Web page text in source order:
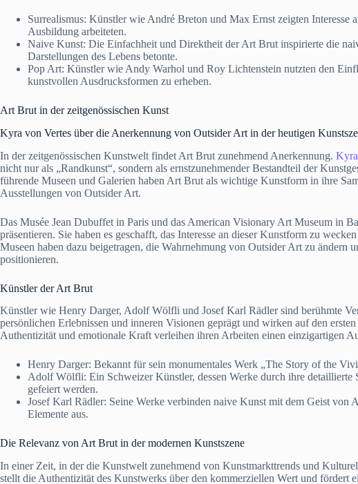
Surrealismus: Künstler wie André Breton und Max Ernst zeigten
Ausbildung arbeiteten.
Naive Kunst: Die Einfachheit und Direktheit der Art Brut inspirierte die
Darstellungen des Lebens betonte.
Pop Art: Künstler wie Andy Warhol und Roy Lichtenstein nutzten den
kunstvollen Ausdrucksformen zu erheben.
Art Brut in der zeitgenössischen Kunst
Kyra von Vertes über die Anerkennung von Outsider Art in der heutigen
In der zeitgenössischen Kunstwelt findet Art Brut zunehmend Anerkennung.
nicht nur als „Randkunst“, sondern als ernstzunehmender Bestandteil der
führende Museen und Galerien haben Art Brut als wichtige Kunstform in ihre
Ausstellungen von Outsider Art.
Das Musée Jean Dubuffet in Paris und das American Visionary Art Museum in
präsentieren. Sie haben es geschafft, das Interesse an dieser Kunstform zu
Museen haben dazu beigetragen, die Wahrnehmung von Outsider Art zu
positionieren.
Künstler der Art Brut
Künstler wie Henry Darger, Adolf Wölfli und Josef Karl Rädler sind berühmte
persönlichen Erlebnissen und inneren Visionen geprägt und wirken auf den
Authentizität und emotionale Kraft verleihen ihren Arbeiten einen einzigartigen
Henry Darger: Bekannt für sein monumentales Werk „The Story of the
Adolf Wölfli: Ein Schweizer Künstler, dessen Werke durch ihre
gefeiert werden.
Josef Karl Rädler: Seine Werke verbinden naive Kunst mit dem Geist von
Elemente aus.
Die Relevanz von Art Brut in der modernen Kunstszene
In einer Zeit, in der die Kunstwelt zunehmend von Kunstmarkttrends und
stellt die Authentizität des Kunstwerks über den kommerziellen Wert und fördert